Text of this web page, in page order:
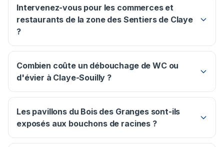
Intervenez-vous pour les commerces et
restaurants de la zone des Sentiers de Claye
?
Combien coûte un débouchage de WC ou
d'évier à Claye-Souilly ?
Les pavillons du Bois des Granges sont-ils
exposés aux bouchons de racines ?